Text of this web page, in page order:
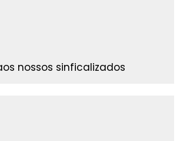
nossos sinficalizados